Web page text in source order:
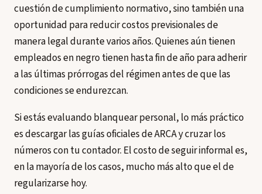
cuestión de cumplimiento normativo, sino también una
oportunidad para reducir costos previsionales de
manera legal durante varios años. Quienes aún tienen
empleados en negro tienen hasta fin de año para adherir
a las últimas prórrogas del régimen antes de que las
condiciones se endurezcan.
Si estás evaluando blanquear personal, lo más práctico
es descargar las guías oficiales de ARCA y cruzar los
números con tu contador. El costo de seguir informal es,
en la mayoría de los casos, mucho más alto que el de
regularizarse hoy.